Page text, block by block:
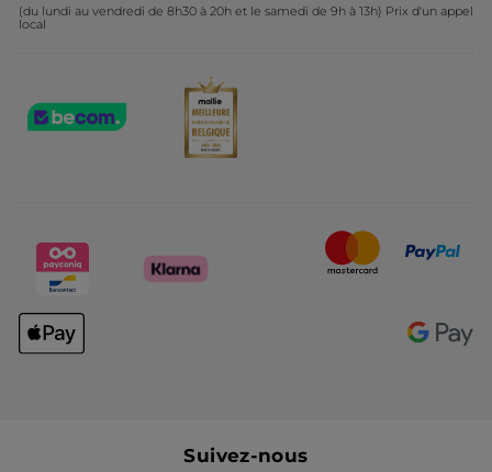
(du lundi au vendredi de 8h30 à 20h et le samedi de 9h à 13h) Prix d'un appel
local
Suivez-nous